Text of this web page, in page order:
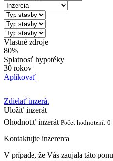
Vlastné zdroje
80%
Splatnosť hypotéky
30 rokov
Aplikovať
Zdielať inzerát
Uložiť inzerát
Ohodnotiť inzerát Počet hodnotení: 0
Kontaktujte inzerenta
V prípade, že Vás zaujala táto